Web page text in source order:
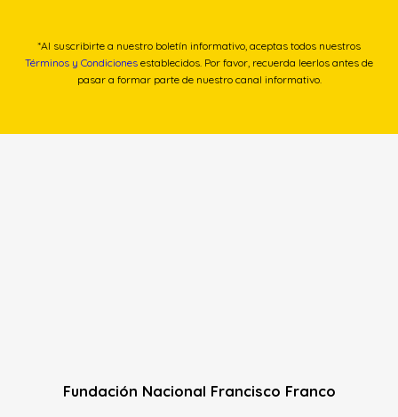
*Al suscribirte a nuestro boletín informativo, aceptas todos nuestros
Términos y Condiciones establecidos. Por favor, recuerda leerlos antes de
pasar a formar parte de nuestro canal informativo.
Fundación Nacional Francisco Franco